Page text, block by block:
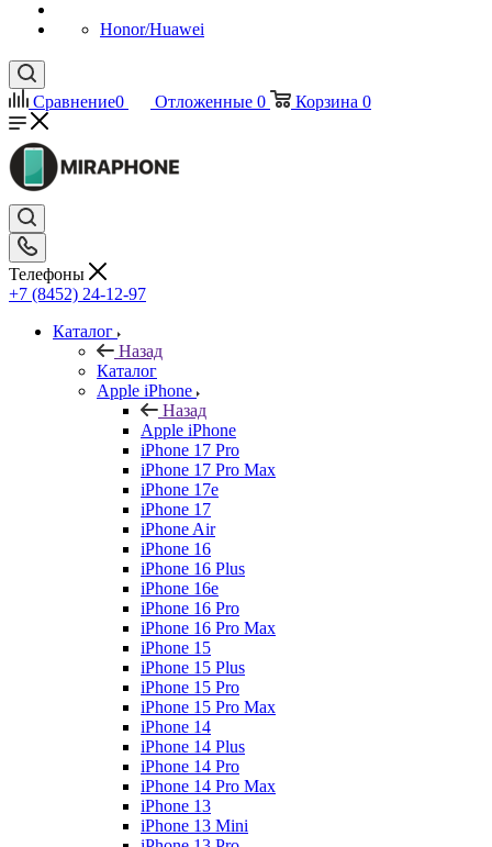
Honor/Huawei
Сравнение0 Отложенные 0 Корзина 0
Телефоны
+7 (8452) 24-12-97
Каталог
Назад
Каталог
Apple iPhone
Назад
Apple iPhone
iPhone 17 Pro
iPhone 17 Pro Max
iPhone 17e
iPhone 17
iPhone Air
iPhone 16
iPhone 16 Plus
iPhone 16e
iPhone 16 Pro
iPhone 16 Pro Max
iPhone 15
iPhone 15 Plus
iPhone 15 Pro
iPhone 15 Pro Max
iPhone 14
iPhone 14 Plus
iPhone 14 Pro
iPhone 14 Pro Max
iPhone 13
iPhone 13 Mini